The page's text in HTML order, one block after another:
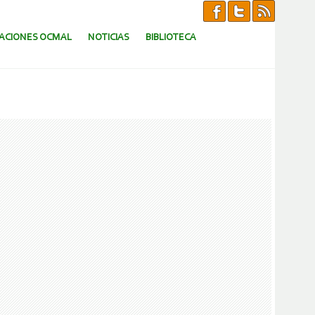
OCMAL NOTICIAS BIBLIOTECA